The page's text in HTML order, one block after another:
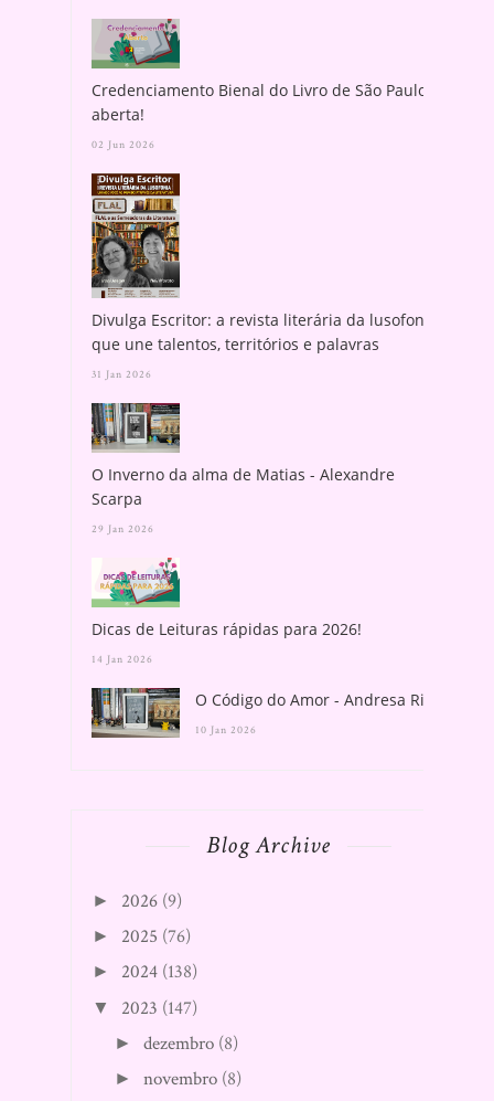
Credenciamento Bienal do Livro de São Paulo
aberta!
02 Jun 2026
Divulga Escritor: a revista literária da lusofonia
que une talentos, territórios e palavras
31 Jan 2026
O Inverno da alma de Matias - Alexandre
Scarpa
29 Jan 2026
Dicas de Leituras rápidas para 2026!
14 Jan 2026
O Código do Amor - Andresa Rios
10 Jan 2026
Blog Archive
► 2026 (9)
► 2025 (76)
► 2024 (138)
▼ 2023 (147)
►dezembro (8)
►novembro (8)